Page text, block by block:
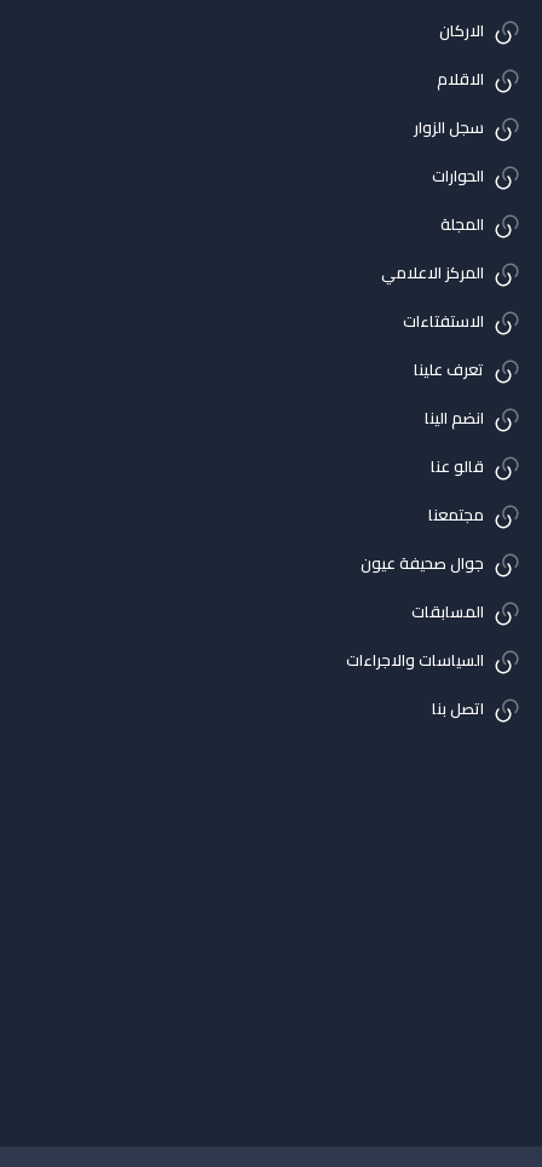
الاركان
الاقلام
سجل الزوار
الحوارات
المجلة
المركز الاعلامي
الاستفتاءات
تعرف علينا
انضم الينا
قالو عنا
مجتمعنا
جوال صحيفة عيون
المسابقات
السياسات والاجراءات
اتصل بنا